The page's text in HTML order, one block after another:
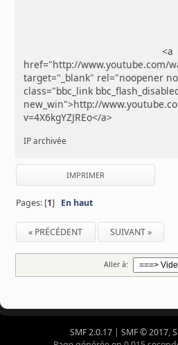
<a
href="http://www.youtube.com/
target="_blank" rel="noopener
class="bbc_link
new_win">http://
v=4X6kgYZJREo</a>
IP archivée
IMPRIMER
Pages: [1] En haut
« PRÉCÉDENT SUIVANT »
Aller à:
SMF 2.0.17| SMF © 2017,